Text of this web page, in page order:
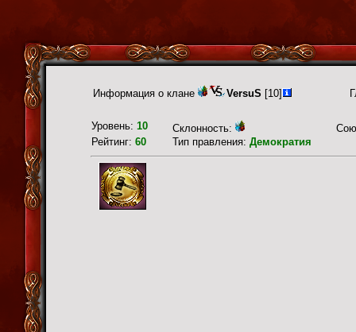
Информация о клане VersuS [10]
Уровень: 10 Склонность:
Рейтинг: 60 Тип правления: Демократия